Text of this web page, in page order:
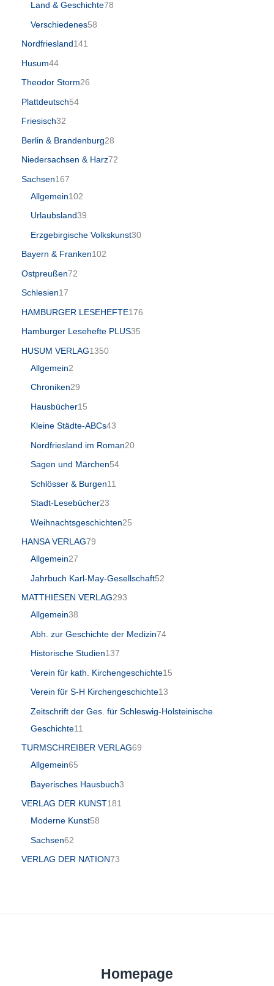
Land & Geschichte78
Verschiedenes58
Nordfriesland141
Husum44
Theodor Storm26
Plattdeutsch54
Friesisch32
Berlin & Brandenburg28
Niedersachsen & Harz72
Sachsen167
Allgemein102
Urlaubsland39
Erzgebirgische Volkskunst30
Bayern & Franken102
Ostpreußen72
Schlesien17
HAMBURGER LESEHEFTE176
Hamburger Lesehefte PLUS35
HUSUM VERLAG1350
Allgemein2
Chroniken29
Hausbücher15
Kleine Städte-ABCs43
Nordfriesland im Roman20
Sagen und Märchen54
Schlösser & Burgen11
Stadt-Lesebücher23
Weihnachtsgeschichten25
HANSA VERLAG79
Allgemein27
Jahrbuch Karl-May-Gesellschaft52
MATTHIESEN VERLAG293
Allgemein38
Abh. zur Geschichte der Medizin74
Historische Studien137
Verein für kath. Kirchengeschichte15
Verein für S-H Kirchengeschichte13
Zeitschrift der Ges. für Schleswig-Holsteinische
Geschichte11
TURMSCHREIBER VERLAG69
Allgemein65
Bayerisches Hausbuch3
VERLAG DER KUNST181
Moderne Kunst58
Sachsen62
VERLAG DER NATION73
Homepage